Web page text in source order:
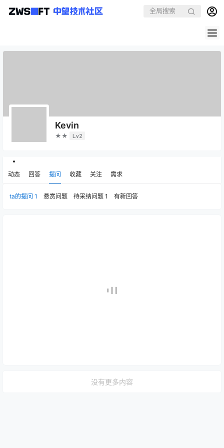
Kevin
★★ Lv2
动态 回答 提问 收藏 关注 需求
ta的提问 1 悬赏问题 待采纳问题 1 有新回答
没有更多内容